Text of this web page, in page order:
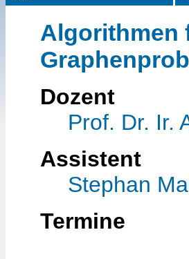
Algorithmen
Dozent
Prof. Dr. Ir.
Assistent
Stephan
Termine